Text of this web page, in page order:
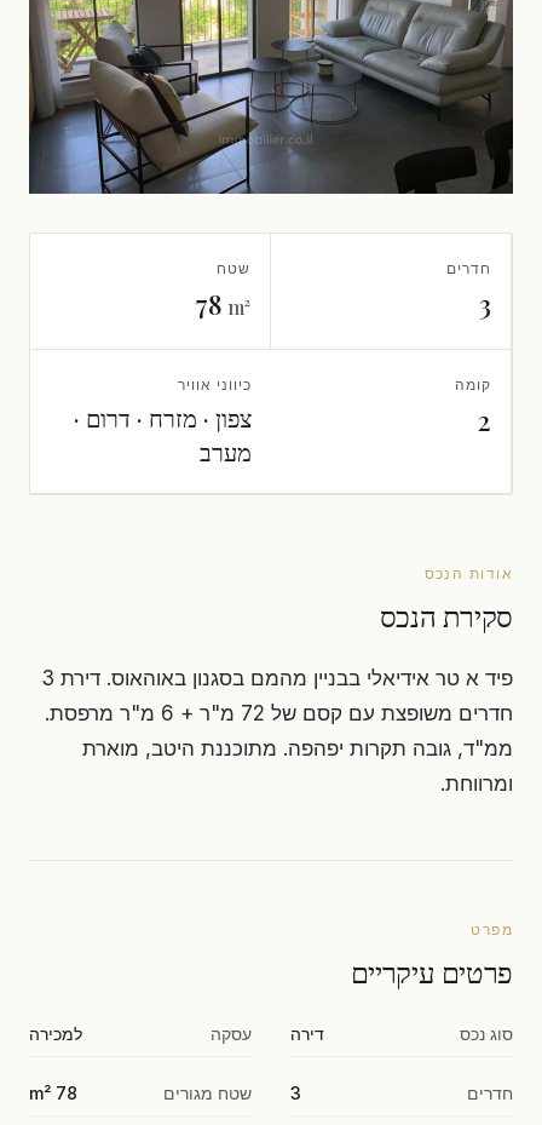
חדרים
3
שטח
78 m²
קומה
2
כיווני אוויר
צפון · מזרח · דרום ·
מערב
אודות הנכס
סקירת הנכס
פיד א טר אידיאלי בבניין מהמם בסגנון באוהאוס. דירת 3
חדרים משופצת עם קסם של 72 מ"ר + 6 מ"ר מרפסת.
ממ"ד, גובה תקרות יפהפה. מתוכננת היטב, מוארת
ומרווחת.
מפרט
פרטים עיקריים
סוג נכס דירה עסקה למכירה
חדרים 3 שטח מגורים 78 m²